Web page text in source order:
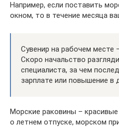
Например, если поставить
окном, то в течение месяца
Сувенир на рабочем месте
Скоро начальство
специалиста, за чем
зарплате или повышение в
Морские раковины –
о летнем отпуске, морском